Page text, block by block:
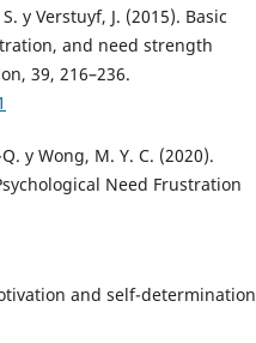
y Verstuyf, J. (2015). Basic
and need strength
39, 216–236.
y Wong, M. Y. C. (2020).
Need Frustration
and self-determination